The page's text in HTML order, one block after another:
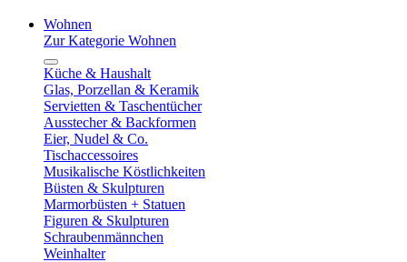
Wohnen
Zur Kategorie Wohnen
Küche & Haushalt
Glas, Porzellan & Keramik
Servietten & Taschentücher
Ausstecher & Backformen
Eier, Nudel & Co.
Tischaccessoires
Musikalische Köstlichkeiten
Büsten & Skulpturen
Marmorbüsten + Statuen
Figuren & Skulpturen
Schraubenmännchen
Weinhalter